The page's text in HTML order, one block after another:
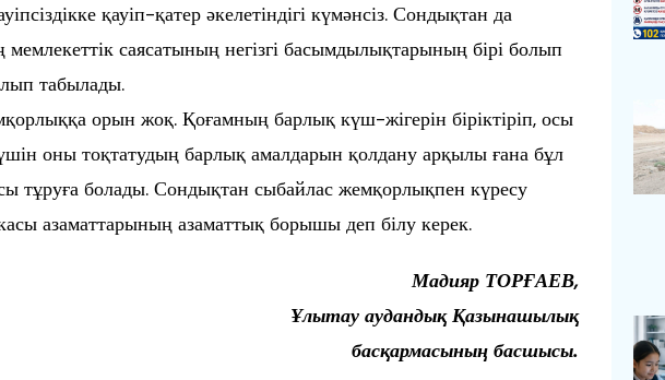
қауіп-қатер әкелетіндігі күмәнсіз. Сондықтан да
саясатының негізгі басымдылықтарының бірі болып
табылады.
орын жоқ. Қоғамның барлық күш-жігерін біріктіріп, осы
оны тоқтатудың барлық амалдарын қолдану арқылы ғана бұл
тұруға болады. Сондықтан сыбайлас жемқорлықпен күресу
азаматтарының азаматтық борышы деп білу керек.
Мадияр ТОРҒАЕВ,
Ұлытау аудандық Қазынашылық
басқармасының басшысы.